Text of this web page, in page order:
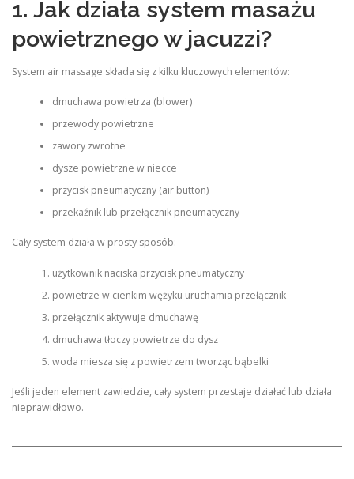
1. Jak działa system masażu
powietrznego w jacuzzi?
System air massage składa się z kilku kluczowych elementów:
dmuchawa powietrza (blower)
przewody powietrzne
zawory zwrotne
dysze powietrzne w niecce
przycisk pneumatyczny (air button)
przekaźnik lub przełącznik pneumatyczny
Cały system działa w prosty sposób:
użytkownik naciska przycisk pneumatyczny
powietrze w cienkim wężyku uruchamia przełącznik
przełącznik aktywuje dmuchawę
dmuchawa tłoczy powietrze do dysz
woda miesza się z powietrzem tworząc bąbelki
Jeśli jeden element zawiedzie, cały system przestaje działać lub działa
nieprawidłowo.